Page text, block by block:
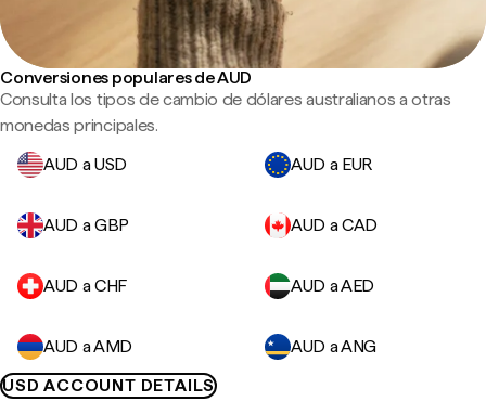
Conversiones populares de AUD
Consulta los tipos de cambio de dólares australianos a otras
monedas principales.
AUD a USD
AUD a EUR
AUD a GBP AUD a CAD
AUD a CHF AUD a AED
AUD a AMD
AUD a ANG
USD ACCOUNT DETAILS